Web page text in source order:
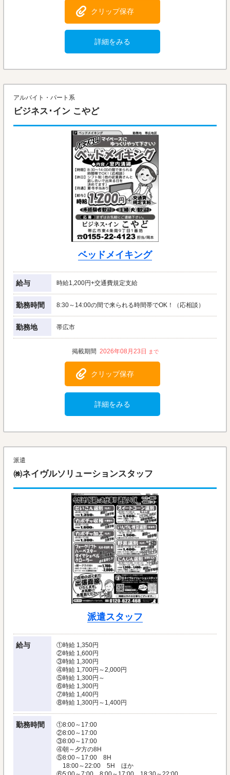
クリップ保存
詳細をみる
アルバイト・パート系
ビジネス･イン こやど
ベッドメイキング
給与 時給1,200円+交通費規定支給
勤務時間 8:30～14:00の間で来られる時間帯でOK！（応相談）
勤務地 帯広市
2026年08月23日
クリップ保存
詳細をみる
派遣
㈱ネイヴルソリューションスタッフ
派遣スタッフ
給与
①時給 1,350円
②時給 1,600円
③時給 1,300円
④時給 1,700円～2,000円
⑤時給 1,300円～
⑥時給 1,300円
⑦時給 1,400円
⑧時給 1,300円～1,400円
勤務時間
①8:00～17:00
②8:00～17:00
③8:00～17:00
④朝～夕方の8H
⑤8:00～17:00 8H
18:00～22:00 5H ほか